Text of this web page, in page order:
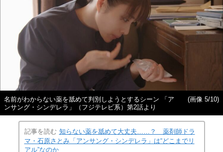
名前がわからない薬を舐めて判別しようとするシーン 「ア
ンサング・シンデレラ」（フジテレビ系）第2話より
(画像 5/10)
記事を読む 知らない薬を舐めて大丈夫……？ 薬剤師ドラ
マ・石原さとみ「アンサング・シンデレラ」は“どこまでリ
アル”なのか